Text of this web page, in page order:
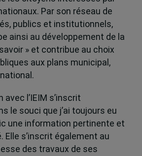
Par son réseau de
publics et institutionnels,
ainsi au développement de la
» et contribue au choix
aux plans municipal,
l’IEIM s’inscrit
le souci que j’ai toujours eu
une information pertinente et
Elle s’inscrit également au
des travaux de ses